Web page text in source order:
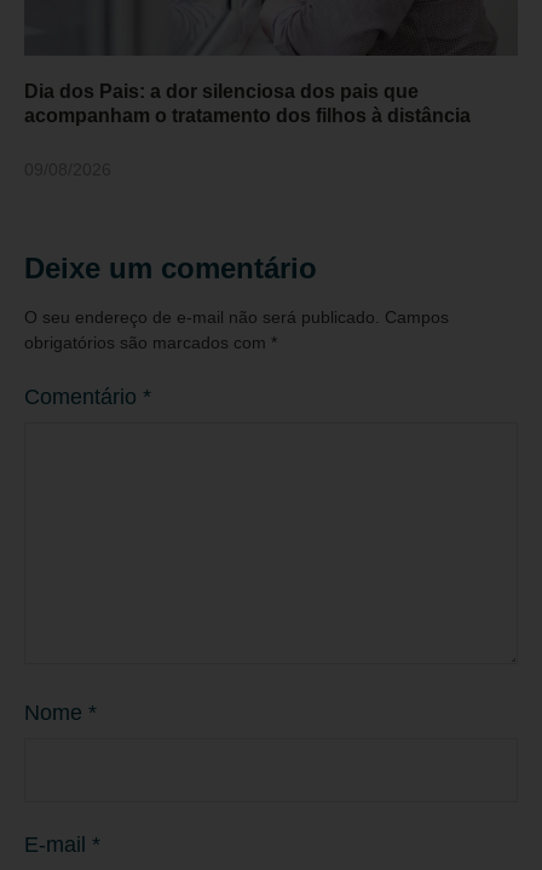
Dia dos Pais: a dor silenciosa dos pais que
acompanham o tratamento dos filhos à distância
Deixe um comentário
O seu endereço de e-mail não será publicado.
Campos
obrigatórios são marcados com *
Comentário *
Nome *
E-mail *